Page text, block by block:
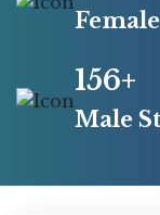
156+
Male